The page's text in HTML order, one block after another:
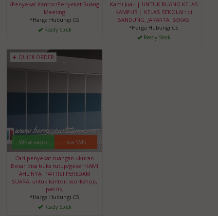
/Penyekat Kantor/Penyekat Ruang
Meeting
*Harga Hubungi CS
Ready Stock
Kami Jual. | UNTUK RUANG KELAS
KAMPUS | KELAS SEKOLAH di
BANDUNG, JAKARTA, BEKASI
*Harga Hubungi CS
Ready Stock
QUICK ORDER
Whatsapp via SMS
Cari penyekat ruangan ukuran
Besar bisa buka tutup/geser KAMI
AHLINYA, PARTISI PEREDAM
SUARA, untuk kantor, workshop,
pabrik,
*Harga Hubungi CS
Ready Stock